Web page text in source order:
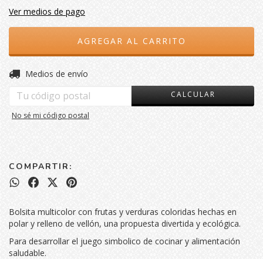
Ver medios de pago
Entregas para el CP:
Medios de envío
CALCULAR
No sé mi código postal
COMPARTIR:
Bolsita multicolor con frutas y verduras coloridas hechas en
polar y relleno de vellón, una propuesta divertida y ecológica.
Para desarrollar el juego simbolico de cocinar y alimentación
saludable.